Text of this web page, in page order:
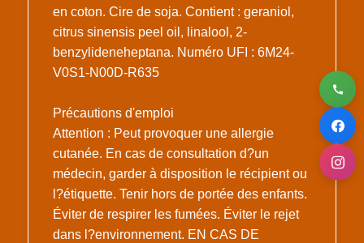
en coton. Cire de soja. Contient : geraniol,
citrus sinensis peel oil, linalool, 2-
benzylideneheptana. Numéro UFI : 6M24-
V0S1-N00D-R635
Précautions d'emploi
Attention : Peut provoquer une allergie
cutanée. En cas de consultation d?un
médecin, garder à disposition le récipient ou
l?étiquette. Tenir hors de portée des enfants.
Éviter de respirer les fumées. Éviter le rejet
dans l?environnement. EN CAS DE